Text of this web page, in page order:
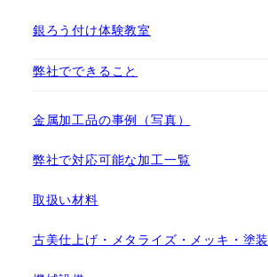
銀ろう付け体験教室
弊社でできること
金属加工品の事例（写真）
弊社で対応可能な加工一覧
取扱い材料
古美仕上げ・メタライズ・メッキ・塗装